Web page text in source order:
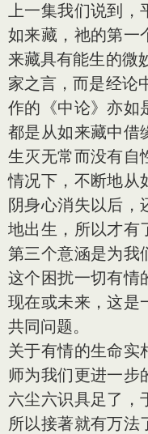
上一集我们说到，
如来藏，祂的第一
来藏具有能生的微
家之言，而是经论
作的《中论》亦如
都是从如来藏中借
生灭无常而没有自
情况下，不断地从
阴身心消失以后，
地出生，所以才有
第三个意涵是为我
这个困扰一切有情
现在或未来，这是
共同问题。
关于有情的生命实
师为我们更进一步
六尘六识具足了，
所以接著就有万法